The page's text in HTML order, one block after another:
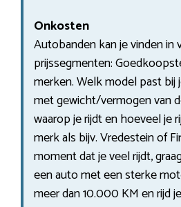
Onkosten
Autobanden kan je vinden in
prijssegmenten:
merken. Welk model past
met gewicht/vermogen van
waarop je rijdt en hoeveel je
merk als bijv. Vredestein of
moment dat je veel rijdt,
een auto met een sterke
meer dan 10.000 KM en rijd